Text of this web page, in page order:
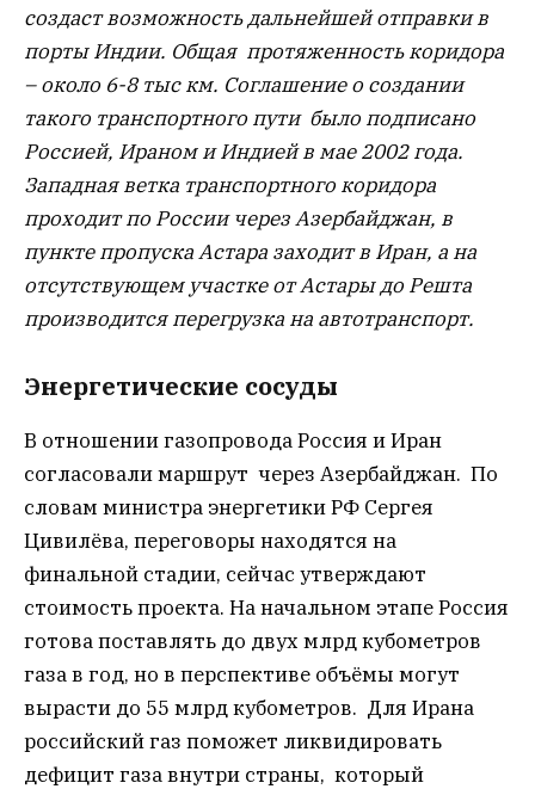
создаст возможность дальнейшей отправки в
порты Индии. Общая протяженность коридора
– около 6-8 тыс км. Соглашение о создании
такого транспортного пути было подписано
Россией, Ираном и Индией в мае 2002 года.
Западная ветка транспортного коридора
проходит по России через Азербайджан, в
пункте пропуска Астара заходит в Иран, а на
отсутствующем участке от Астары до Решта
производится перегрузка на автотранспорт.
Энергетические сосуды
В отношении газопровода Россия и Иран
согласовали маршрут через Азербайджан. По
словам министра энергетики РФ Сергея
Цивилёва, переговоры находятся на
финальной стадии, сейчас утверждают
стоимость проекта. На начальном этапе Россия
готова поставлять до двух млрд кубометров
газа в год, но в перспективе объёмы могут
вырасти до 55 млрд кубометров. Для Ирана
российский газ поможет ликвидировать
дефицит газа внутри страны, который